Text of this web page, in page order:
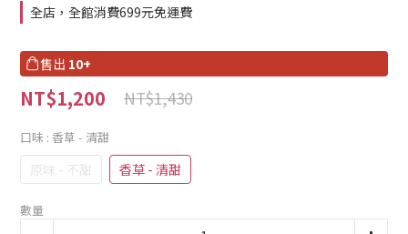
全店，全館消費699元免運費
售出 10+
NT$1,200 NT$1,430
口味 : 香草 - 清甜
原味 - 不甜 香草 - 清甜
數量